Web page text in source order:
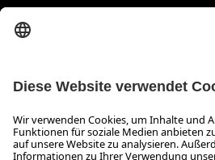
Infos zum Urlaub im